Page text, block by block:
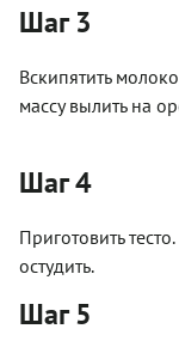
Шаг 3
Вскипятить
массу вылить на
Шаг 4
Приготовить
остудить.
Шаг 5